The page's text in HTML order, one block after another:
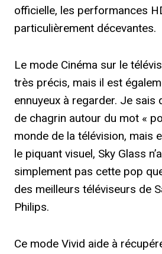
officielle, les performances
particulièrement décevantes.
Le mode Cinéma sur le
très précis, mais il est
ennuyeux à regarder. Je sais
de chagrin autour du mot «
monde de la télévision, mais
le piquant visuel, Sky Glass
simplement pas cette pop
des meilleurs téléviseurs de
Philips.
Ce mode Vivid aide à